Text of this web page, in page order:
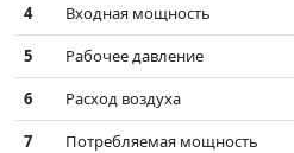
4
Входная мощность
5
Рабочее давление
6
Расход воздуха
7
Потребляемая мощность